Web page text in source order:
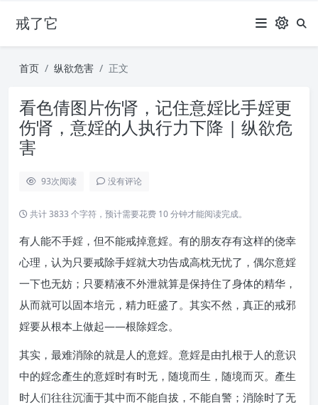
戒了它
首页 纵欲危害 正文
看色倩图片伤肾，记住意婬比手婬更
伤肾，意婬的人执行力下降 | 纵欲危
害
93次阅读 没有评论
共计 3833 个字符，预计需要花费 10 分钟才能阅读完成。
有人能不手婬，但不能戒掉意婬。有的朋友存有这样的侥幸
心理，认为只要戒除手婬就大功告成高枕无忧了，偶尔意婬
一下也无妨；只要精液不外泄就算是保持住了身体的精华，
从而就可以固本培元，精力旺盛了。其实不然，真正的戒邪
婬要从根本上做起——根除婬念。
其实，最难消除的就是人的意婬。意婬是由扎根于人的意识
中的婬念產生的意婬时有时无，随境而生，随境而灭。產生
时人们往往沉湎于其中而不能自拔，不能自警；消除时了无